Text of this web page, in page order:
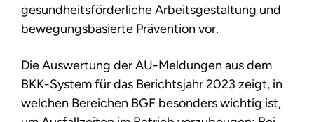
gesundheitsförderliche Arbeitsgestaltung und
bewegungsbasierte Prävention vor.
Die Auswertung der AU-Meldungen aus dem
BKK-System für das Berichtsjahr 2023 zeigt, in
welchen Bereichen BGF besonders wichtig ist,